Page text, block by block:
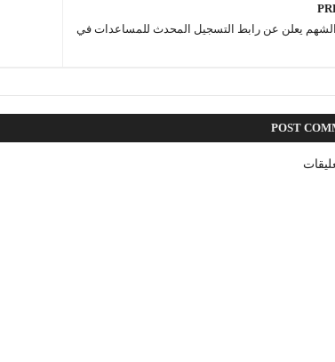
يعلن عن رابط التسجيل المحدث للمساعدات في
POST